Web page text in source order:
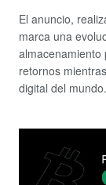
El anuncio,
marca una
almacenamiento
retornos
digital del mundo.